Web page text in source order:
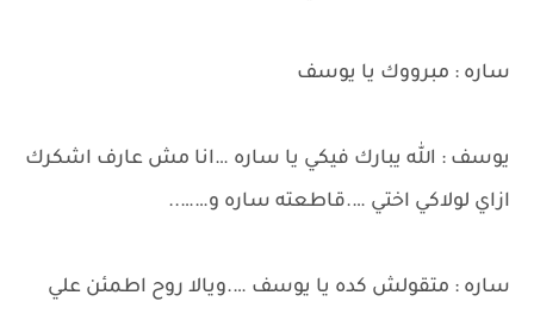
ساره : مبرووك يا يوسف
يوسف : الله يبارك فيكي يا ساره …انا مش عارف اشكرك
ازاي لولاكي اختي ….قاطعته ساره و……..
ساره : متقولش كده يا يوسف ….ويالا روح اطمئن علي